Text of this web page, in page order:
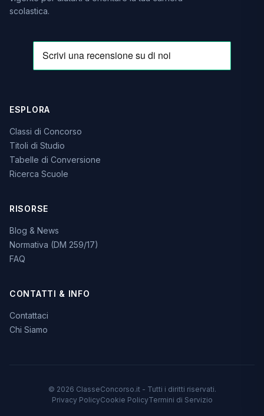
scolastica.
ESPLORA
Classi di Concorso
Titoli di Studio
Tabelle di Conversione
Ricerca Scuole
RISORSE
Blog & News
Normativa (DM 259/17)
FAQ
CONTATTI & INFO
Contattaci
Chi Siamo
© 2026 ClasseConcorso.it - Tutti i diritti riservati.
Privacy PolicyCookie PolicyTermini di Servizio